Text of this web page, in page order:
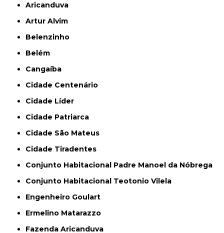
Aricanduva
Artur Alvim
Belenzinho
Belém
Cangaíba
Cidade Centenário
Cidade Líder
Cidade Patriarca
Cidade São Mateus
Cidade Tiradentes
Conjunto Habitacional Padre Manoel da Nóbrega
Conjunto Habitacional Teotonio Vilela
Engenheiro Goulart
Ermelino Matarazzo
Fazenda Aricanduva